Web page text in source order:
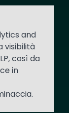
and
visibilità
così da
in